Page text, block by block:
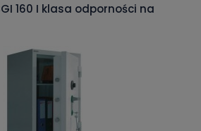
160 I klasa odporności na